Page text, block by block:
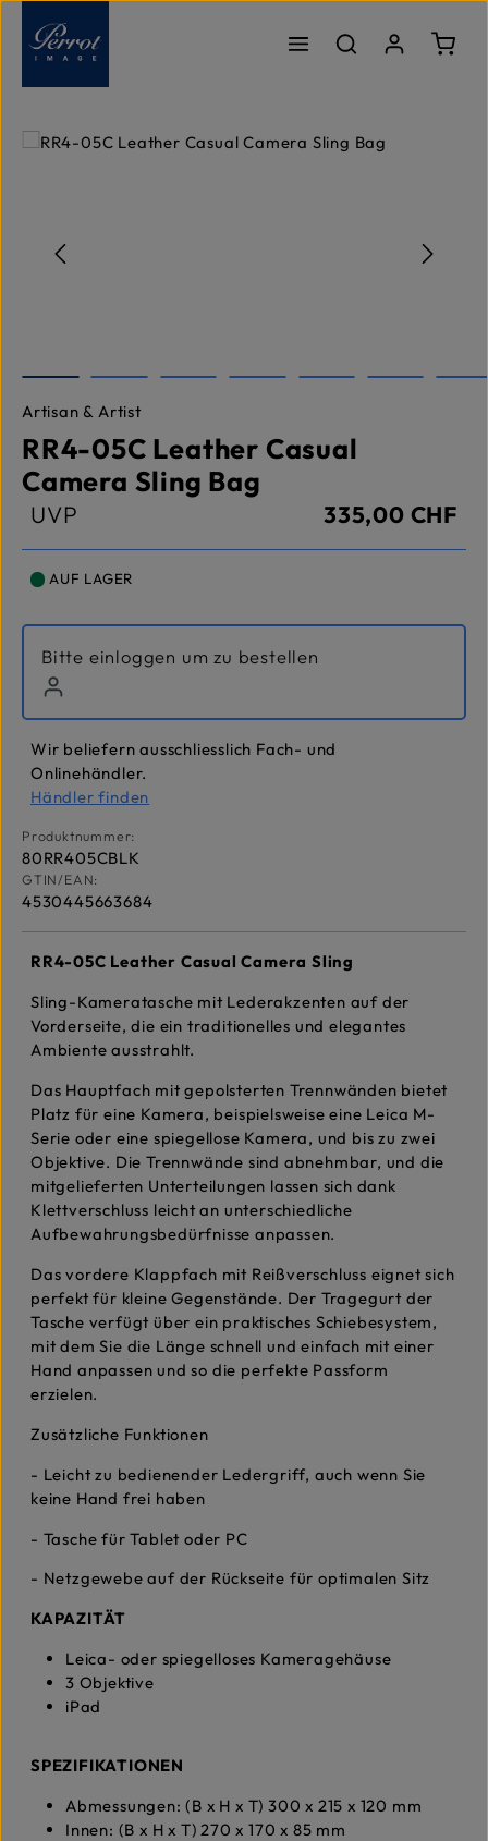
Zum Hauptinhalt springen
Bildergalerie überspringen
Artisan & Artist
RR4-05C Leather Casual
Camera Sling Bag
UVP 335,00 CHF
AUF LAGER
Bitte einloggen um zu bestellen
Wir beliefern ausschliesslich Fach- und
Onlinehändler.
Händler finden
Produktnummer:
80RR405CBLK
GTIN/EAN:
4530445663684
RR4-05C Leather Casual Camera Sling
Sling-Kameratasche mit Lederakzenten auf der
Vorderseite, die ein traditionelles und elegantes
Ambiente ausstrahlt.
Das Hauptfach mit gepolsterten Trennwänden bietet
Platz für eine Kamera, beispielsweise eine Leica M-
Serie oder eine spiegellose Kamera, und bis zu zwei
Objektive. Die Trennwände sind abnehmbar, und die
mitgelieferten Unterteilungen lassen sich dank
Klettverschluss leicht an unterschiedliche
Aufbewahrungsbedürfnisse anpassen.
Das vordere Klappfach mit Reißverschluss eignet sich
perfekt für kleine Gegenstände. Der Tragegurt der
Tasche verfügt über ein praktisches Schiebesystem,
mit dem Sie die Länge schnell und einfach mit einer
Hand anpassen und so die perfekte Passform
erzielen.
Zusätzliche Funktionen
- Leicht zu bedienender Ledergriff, auch wenn Sie
keine Hand frei haben
- Tasche für Tablet oder PC
- Netzgewebe auf der Rückseite für optimalen Sitz
KAPAZITÄT
Leica- oder spiegelloses Kameragehäuse
3 Objektive
iPad
SPEZIFIKATIONEN
Abmessungen: (B x H x T) 300 x 215 x 120 mm
Innen: (B x H x T) 270 x 170 x 85 mm